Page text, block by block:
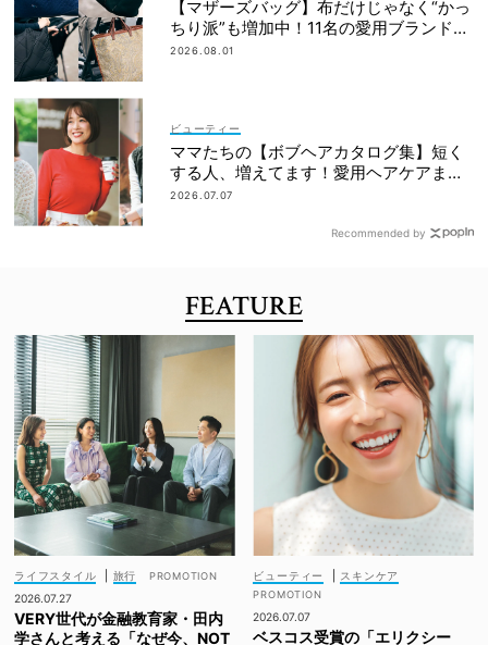
【マザーズバッグ】布だけじゃなく“かっ
ちり派”も増加中！11名の愛用ブランド
は？
2026.08.01
ビューティー
ママたちの【ボブヘアカタログ集】短く
する人、増えてます！愛用ヘアケアまで
全部見せ
2026.07.07
Recommended by
FEATURE
ライフスタイル
旅行
2026.07.27
VERY世代が金融教育家・田内
学さんと考える「なぜ今、NOT
ビューティー スキンケア
2026.07.07
ベスコス受賞の「エリクシー